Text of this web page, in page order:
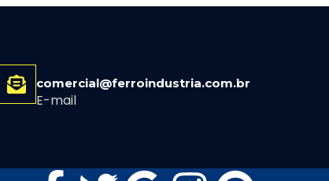
comercial@ferroindustria.com.br
E-mail